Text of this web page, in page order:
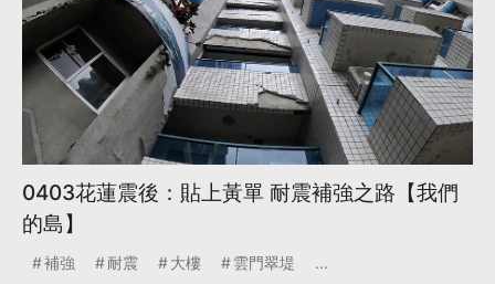
0403花蓮震後：貼上黃單 耐震補強之路【我們
的島】
補強 耐震 大樓 雲門翠堤 ...